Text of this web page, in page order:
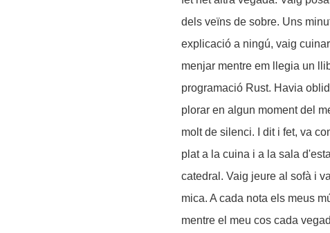
dels veïns de sobre. Uns
explicació a ningú, vaig
menjar mentre em llegia un
programació Rust. Havia
plorar en algun moment del
molt de silenci. I dit i fet, va
plat a la cuina i a la sala
catedral. Vaig jeure al sofà i
mica. A cada nota els meus
mentre el meu cos cada